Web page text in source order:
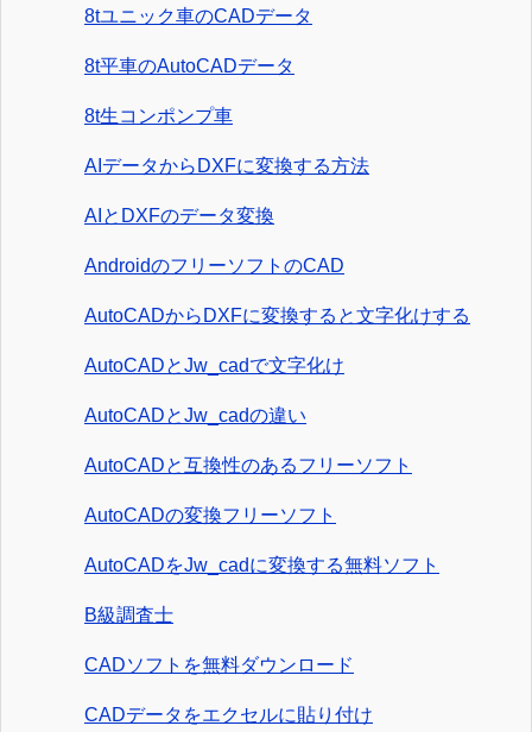
8tユニック車のCADデータ
8t平車のAutoCADデータ
8t生コンポンプ車
AIデータからDXFに変換する方法
AIとDXFのデータ変換
AndroidのフリーソフトのCAD
AutoCADからDXFに変換すると文字化けする
AutoCADとJw_cadで文字化け
AutoCADとJw_cadの違い
AutoCADと互換性のあるフリーソフト
AutoCADの変換フリーソフト
AutoCADをJw_cadに変換する無料ソフト
B級調査士
CADソフトを無料ダウンロード
CADデータをエクセルに貼り付け